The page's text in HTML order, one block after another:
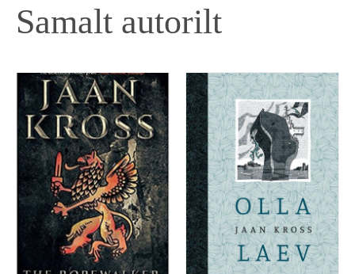
Samalt autorilt